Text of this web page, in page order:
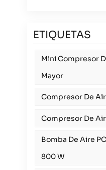
ETIQUETAS
Mini Compresor
Mayor
Compresor De
Compresor De
Bomba De Aire
800 W